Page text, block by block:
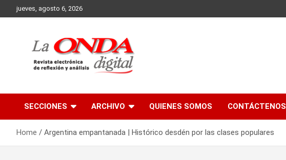
to
jueves, agosto 6, 2026
SECCIONES ARCHIVO QUIENES SOMOS CONTÁCTENOS
Home Argentina empantanada | Histórico desdén por las clases populares